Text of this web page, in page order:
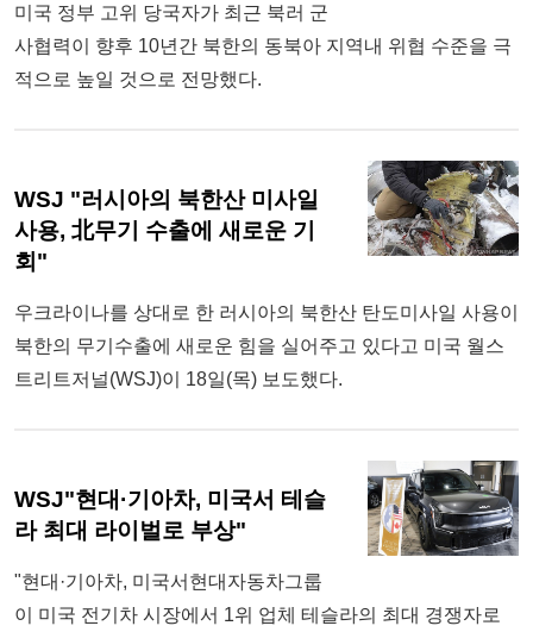
미국 정부 고위 당국자가 최근 북러 군
사협력이 향후 10년간 북한의 동북아 지역내 위협 수준을 극
적으로 높일 것으로 전망했다.
WSJ "러시아의 북한산 미사일
사용, 北무기 수출에 새로운 기
회"
우크라이나를 상대로 한 러시아의 북한산 탄도미사일 사용이
북한의 무기수출에 새로운 힘을 실어주고 있다고 미국 월스
트리트저널(WSJ)이 18일(목) 보도했다.
WSJ"현대·기아차, 미국서 테슬
라 최대 라이벌로 부상"
"현대·기아차, 미국서현대자동차그룹
이 미국 전기차 시장에서 1위 업체 테슬라의 최대 경쟁자로